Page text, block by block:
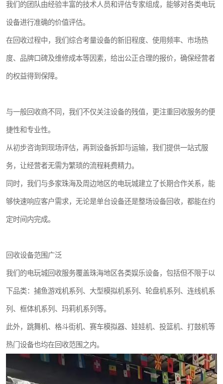
我们的团队由经验丰富的技术人员和评估专家组成，能够对各类电玩
设备进行准确的价值评估。
在回收过程中，我们综合考量设备的新旧程度、使用频率、市场热
度、品牌口碑及维修成本等因素，给出公正合理的报价，确保经营者
的权益得到保障。
与一般回收商不同，我们不仅关注设备的残值，更注重回收服务的便
捷性和专业性。
从初步咨询到现场评估，再到设备拆卸与运输，我们提供一站式服
务，让经营者无需为繁琐的流程耗费精力。
同时，我们与多家珠海及周边地区的电玩城建立了长期合作关系，能
够快速响应客户需求，无论是单台设备还是整场设备回收，都能在约
定时间内完成。
回收设备范围广泛
我们的电玩城回收服务覆盖珠海地区各类娱乐设备，包括但不限于以
下品类：捕鱼游戏机系列、大型模拟机系列、轮盘机系列、连线机系
列、框体机系列、玛莉机系列等。
此外，跳舞机、格斗街机、赛车模拟器、娃娃机、投篮机、打鼓机等
热门设备也均在回收范围之内。